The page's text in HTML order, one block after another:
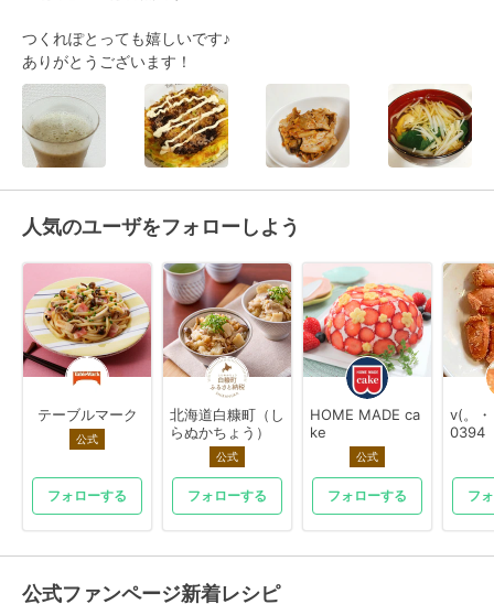
つくれぽとっても嬉しいです♪
ありがとうございます！
人気のユーザをフォローしよう
テーブルマーク
公式
フォローする
北海道白糠町（し
らぬかちょう）
公式
フォローする
HOME MADE ca
ke
公式
フォローする
v(。
0394
フ
公式ファンページ新着レシピ